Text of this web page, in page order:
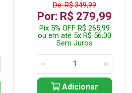
De: R$ 349,99
Por: R$ 279,99
Pix 5% OFF R$ 265,99
ou em até 5x R$ 56,00
Sem Juros
Adicionar